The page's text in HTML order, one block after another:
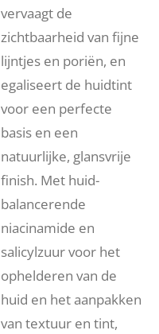
vervaagt de
zichtbaarheid van fijne
lijntjes en poriën, en
egaliseert de huidtint
voor een perfecte
basis en een
natuurlijke, glansvrije
finish. Met huid-
balancerende
niacinamide en
salicylzuur voor het
ophelderen van de
huid en het aanpakken
van textuur en tint,